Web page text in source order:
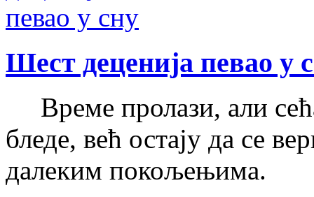
Шест деценија певао у
Време пролази, али
бледе, већ остају да се
далеким покољењима.